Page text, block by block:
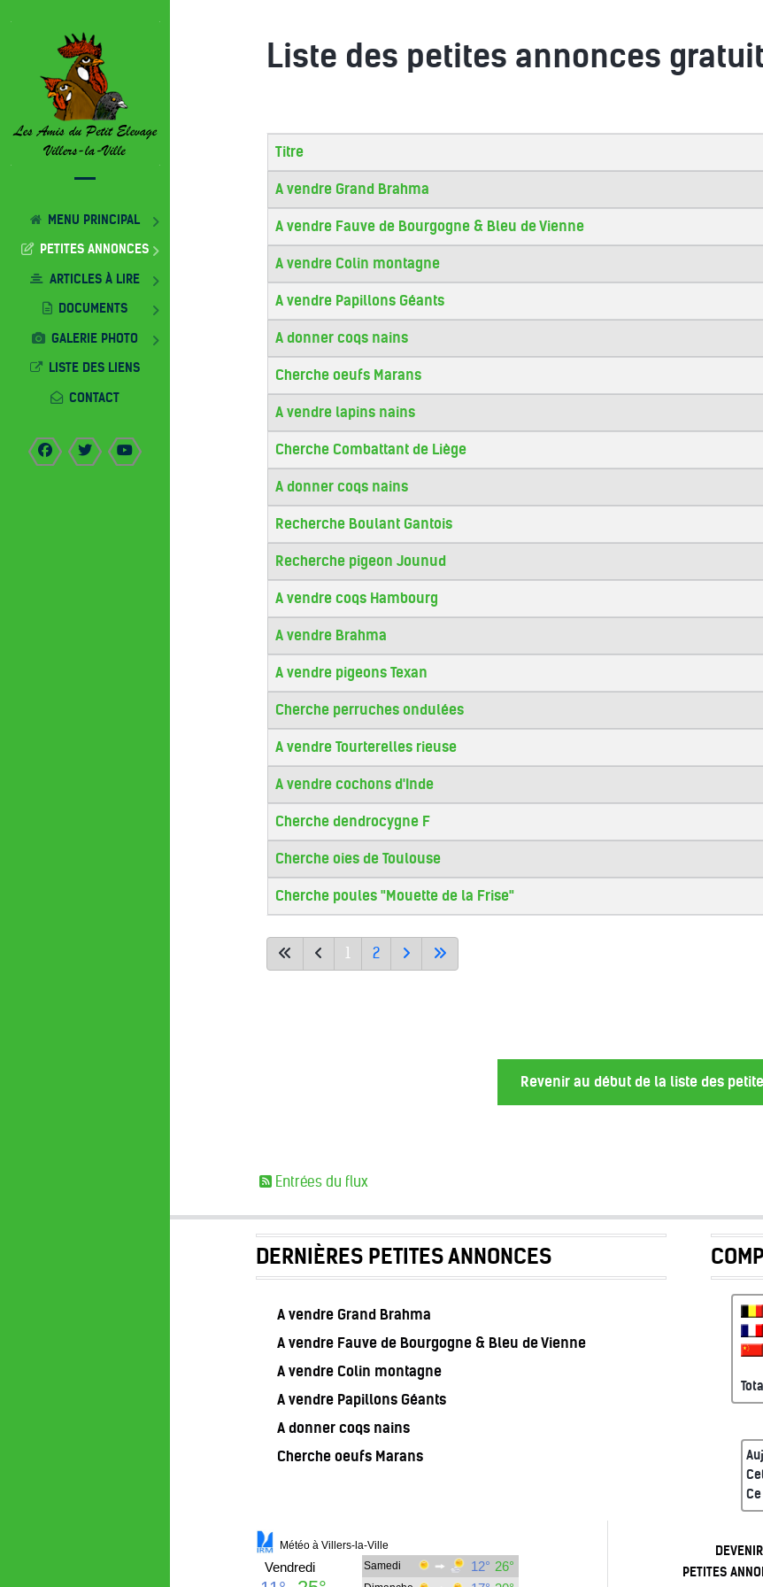
Liste des petites annonces
Articles
Titre
A vendre Grand Brahma
A vendre Fauve de Bourgogne & Bleu de Vienne
A vendre Colin montagne
A vendre Papillons Géants
A donner coqs nains
Cherche oeufs Marans
A vendre lapins nains
Cherche Combattant de Liège
A donner coqs nains
Recherche Boulant Gantois
Recherche pigeon Jounud
A vendre coqs Hambourg
A vendre Brahma
A vendre pigeons Texan
Cherche perruches ondulées
A vendre Tourterelles rieuse
A vendre cochons d'Inde
Cherche dendrocygne F
Cherche oies de Toulouse
Cherche poules "Mouette de la Frise"
1 2
Revenir au début de la liste des
Entrées du flux
DERNIÈRES PETITES ANNONCES
A vendre Grand Brahma
A vendre Fauve de Bourgogne & Bleu de Vienne
A vendre Colin montagne
A vendre Papillons Géants
A donner coqs nains
Cherche oeufs Marans
PETITES
MENU PRINCIPAL
PETITES ANNONCES
ARTICLES À LIRE
DOCUMENTS
GALERIE PHOTO
LISTE DES LIENS
CONTACT